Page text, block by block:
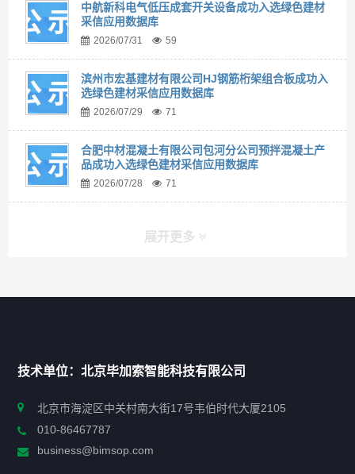
中航新科电气低压成套开关设备成功入选绿色建材
采信应用数据库
2026/07/31 59
滨州市宏基建材有限公司HJ钢筋桁架组合板成功入
选绿色建材采信应用数据库
2026/07/29 71
合肥中材混凝土有限公司包河分公司预拌混凝土产
品成功入选绿色建材采信应用数据库
2026/07/28 71
展开更多
政策法规
技术单位：北京毕加索智能科技有限公司
北京市海淀区中关村南大街17号韦伯时代大厦2105
010-86467787
business@bimsop.com